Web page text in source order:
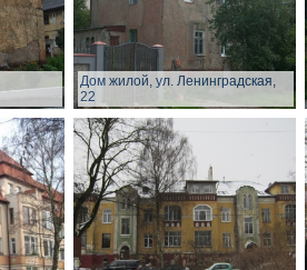
Дом жилой, ул. Ленинградская,
22